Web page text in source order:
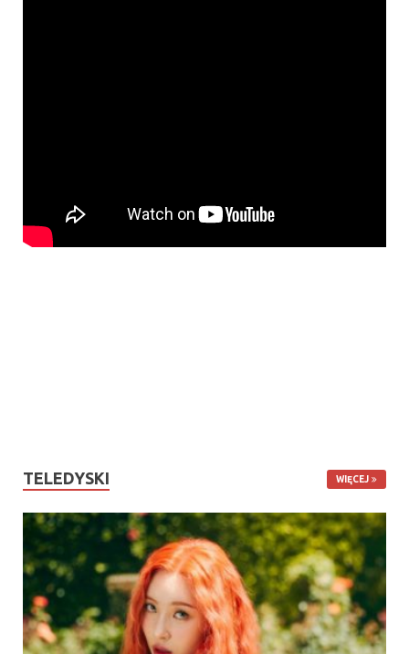
TELEDYSKI WIĘCEJ